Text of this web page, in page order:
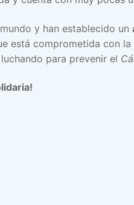
y han establecido un
está comprometida con
para prevenir el